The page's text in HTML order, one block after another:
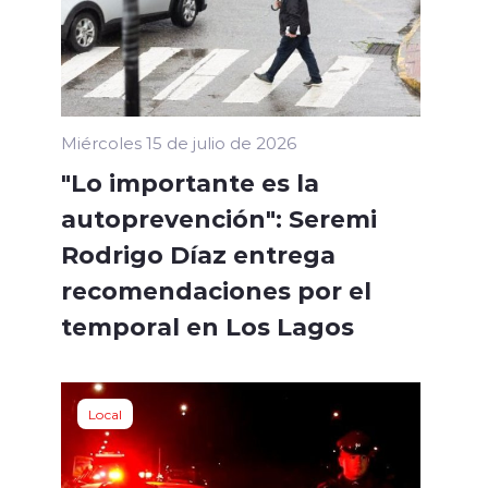
Miércoles 15 de julio de 2026
"Lo importante es la
autoprevención": Seremi
Rodrigo Díaz entrega
recomendaciones por el
temporal en Los Lagos
Local